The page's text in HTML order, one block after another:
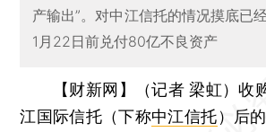
产输出”。对中江信托的情况摸底已
1月22日前兑付80亿不良资产
【财新网】（记者 梁虹）收
江国际信托（下称中江信托）后